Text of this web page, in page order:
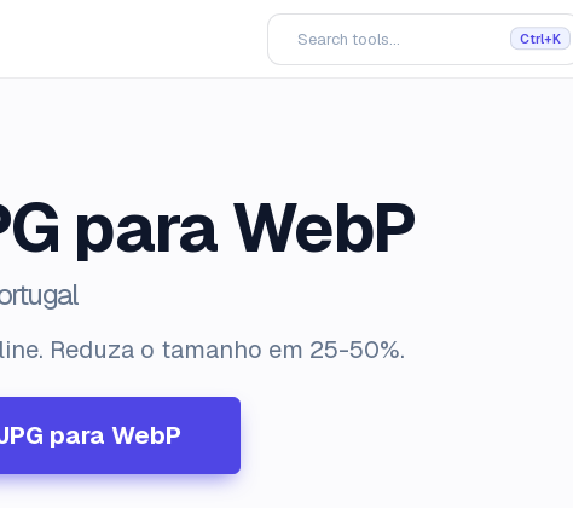
Ctrl+K
para WebP
Reduza o tamanho em 25-50%.
para WebP